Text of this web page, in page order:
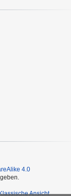
4.0
Ansicht